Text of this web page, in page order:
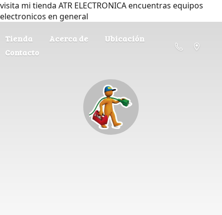
visita mi tienda ATR ELECTRONICA encuentras equipos
electronicos en general
Tienda Acerca de
Ubicación
Contacto